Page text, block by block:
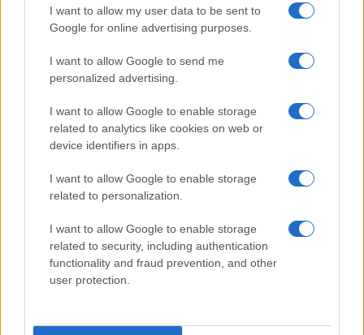
I want to allow my user data to be sent to
Google for online advertising purposes.
I want to allow Google to send me
personalized advertising.
I want to allow Google to enable storage
related to analytics like cookies on web or
device identifiers in apps.
I want to allow Google to enable storage
related to personalization.
I want to allow Google to enable storage
related to security, including authentication
functionality and fraud prevention, and other
user protection.
Πλωτά data center με ενέργεια από τα
κύματα – το AI ανοίγεται στον ωκεανό
Οι Ρωσικές απώλειες στην Ουκρανία
εκατομμύριο νεκρούς
υποβρύχιου θρύλου